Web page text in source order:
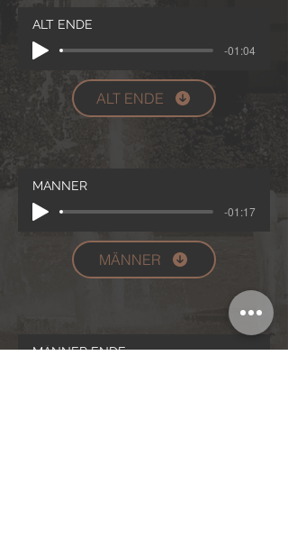
ALT ENDE
-01:04
ALT ENDE
MÄNNER
-01:17
MÄNNER
MÄNNER ENDE